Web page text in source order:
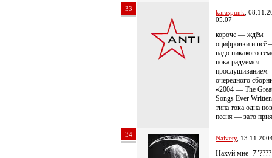
33 karaspunk ,
05:07
короче — ждём
оцифровки и всё
надо никакого
пока радуемся
прослушиванием
очередного
«2004 — The
Songs Ever
типа тока одна
песня — зато
34 Naivety,
Нахуй мне -7"????